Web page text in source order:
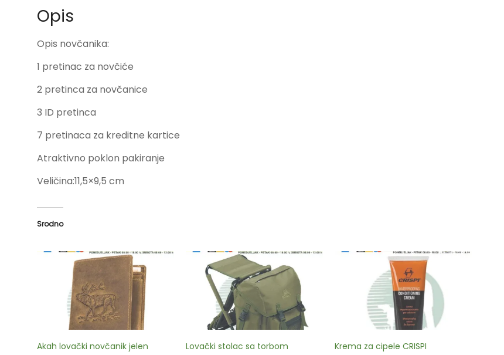
Opis
Opis novčanika:
1 pretinac za novčiće
2 pretinca za novčanice
3 ID pretinca
7 pretinaca za kreditne kartice
Atraktivno poklon pakiranje
Veličina:11,5×9,5 cm
Srodno
Akah lovački novčanik jelen
Lovački stolac sa torbom
Krema za cipele CRISPI